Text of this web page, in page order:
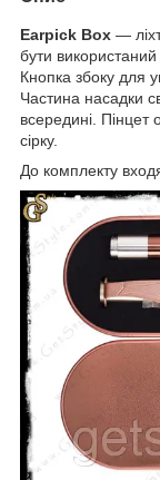
Earpick Box —
бути використаний
Кнопка збоку для
Частина насадки
всередині.
сірку.
До комплекту